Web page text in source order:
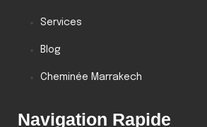
Services
Blog
Cheminée Marrakech
Navigation Rapide